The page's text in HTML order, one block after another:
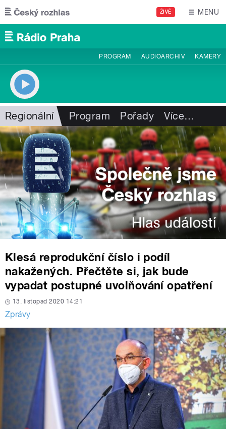
Přejít k hlavnímu obsahu
ŽIVĚ MENU
PROGRAM AUDIOARCHIV KAMERY
Regionální Program Pořady Více…
Klesá reprodukční číslo i podíl
nakažených. Přečtěte si, jak bude
vypadat postupné uvolňování opatření
13. listopad 2020 14:21
Zprávy